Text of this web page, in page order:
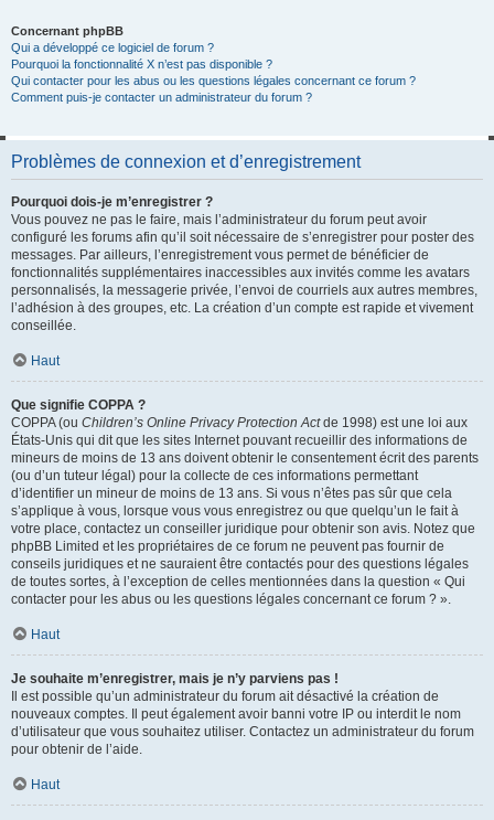
Concernant phpBB
Qui a développé ce logiciel de forum ?
Pourquoi la fonctionnalité X n’est pas disponible ?
Qui contacter pour les abus ou les questions légales concernant ce forum ?
Comment puis-je contacter un administrateur du forum ?
Problèmes de connexion et d’enregistrement
Pourquoi dois-je m’enregistrer ?
Vous pouvez ne pas le faire, mais l’administrateur du forum peut avoir
configuré les forums afin qu’il soit nécessaire de s’enregistrer pour poster des
messages. Par ailleurs, l’enregistrement vous permet de bénéficier de
fonctionnalités supplémentaires inaccessibles aux invités comme les avatars
personnalisés, la messagerie privée, l’envoi de courriels aux autres membres,
l’adhésion à des groupes, etc. La création d’un compte est rapide et vivement
conseillée.
Haut
Que signifie COPPA ?
COPPA (ou Children’s Online Privacy Protection Actde 1998) est une loi aux
États-Unis qui dit que les sites Internet pouvant recueillir des informations de
mineurs de moins de 13 ans doivent obtenir le consentement écrit des parents
(ou d’un tuteur légal) pour la collecte de ces informations permettant
d’identifier un mineur de moins de 13 ans. Si vous n’êtes pas sûr que cela
s’applique à vous, lorsque vous vous enregistrez ou que quelqu’un le fait à
votre place, contactez un conseiller juridique pour obtenir son avis. Notez que
phpBB Limited et les propriétaires de ce forum ne peuvent pas fournir de
conseils juridiques et ne sauraient être contactés pour des questions légales
de toutes sortes, à l’exception de celles mentionnées dans la question « Qui
contacter pour les abus ou les questions légales concernant ce forum ? ».
Haut
Je souhaite m’enregistrer, mais je n’y parviens pas !
Il est possible qu’un administrateur du forum ait désactivé la création de
nouveaux comptes. Il peut également avoir banni votre IP ou interdit le nom
d’utilisateur que vous souhaitez utiliser. Contactez un administrateur du forum
pour obtenir de l’aide.
Haut